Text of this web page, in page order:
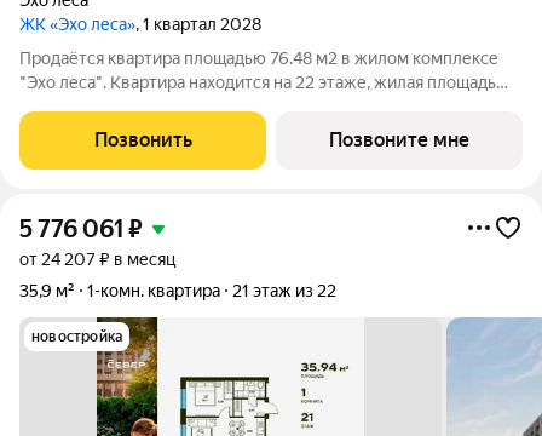
ЖК «Эхо леса», 1 квартал 2028
Продаётся квартира площадью 76.48 м2 в жилом комплексе
"Эхо леса". Квартира находится на 22 этаже, жилая площадь
особенностей планировки изолированные комнаты с окнами
на одну сторону, 1
Позвонить Позвоните мне
5 776 061 ₽
от 24 207 ₽ в месяц
35,9 м²
1-комн. квартира 21 этаж из 22
новостройка